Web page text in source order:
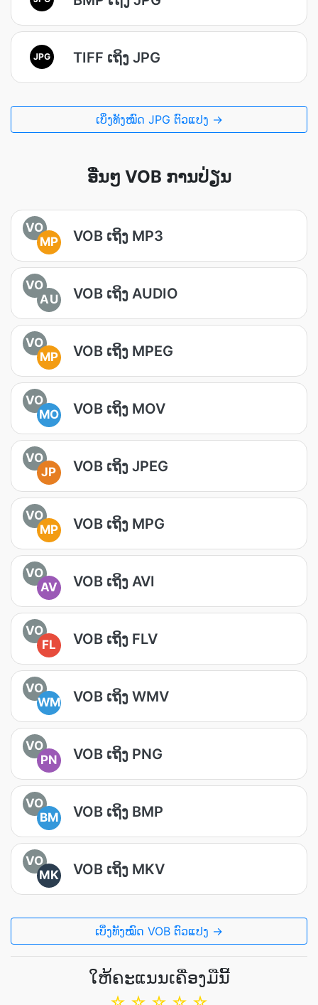
JPG TIFF ເຖິງ JPG
ເບິ່ງທັງໝົດ JPG ຕົວແປງ →
ອື່ນໆ VOB ການປ່ຽນ
VO
MP
VOB ເຖິງ MP3
VO
AU
VOB ເຖິງ AUDIO
VO
MP
VOB ເຖິງ MPEG
VO
MO
VOB ເຖິງ MOV
VO
JP
VOB ເຖິງ JPEG
VO
MP
VOB ເຖິງ MPG
VO
AV
VOB ເຖິງ AVI
VO
FL
VOB ເຖິງ FLV
VO
WM
VOB ເຖິງ WMV
VO
PN
VOB ເຖິງ PNG
VO
BM
VOB ເຖິງ BMP
VO
MK
VOB ເຖິງ MKV
ເບິ່ງທັງໝົດ VOB ຕົວແປງ →
ໃຫ້ຄະແນນເຄື່ອງມືນີ້